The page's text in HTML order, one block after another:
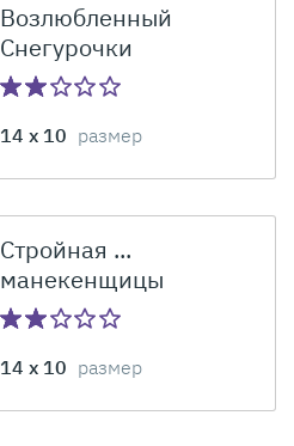
Возлюбленный
Снегурочки
14 x 10 размер
Стройная ...
манекенщицы
14 x 10 размер